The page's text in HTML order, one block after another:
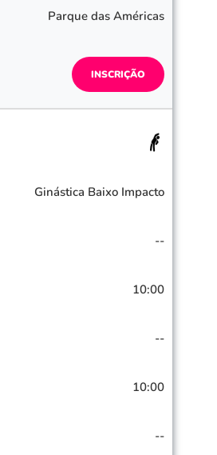
Parque das Américas
INSCRIÇÃO
Ginástica Baixo Impacto
--
10:00
--
10:00
--